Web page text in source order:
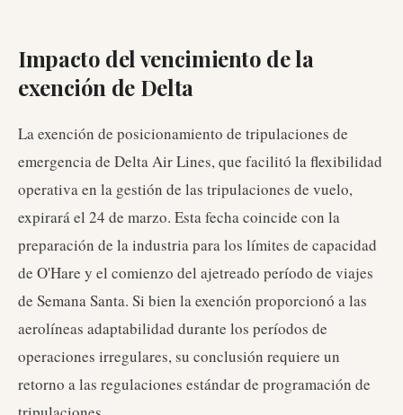
Impacto del vencimiento de la
exención de Delta
La exención de posicionamiento de tripulaciones de
emergencia de Delta Air Lines, que facilitó la flexibilidad
operativa en la gestión de las tripulaciones de vuelo,
expirará el 24 de marzo. Esta fecha coincide con la
preparación de la industria para los límites de capacidad
de O'Hare y el comienzo del ajetreado período de viajes
de Semana Santa. Si bien la exención proporcionó a las
aerolíneas adaptabilidad durante los períodos de
operaciones irregulares, su conclusión requiere un
retorno a las regulaciones estándar de programación de